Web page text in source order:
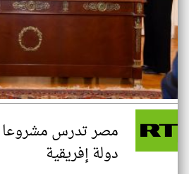
مصر تدرس مشروعا
دولة إفريقية